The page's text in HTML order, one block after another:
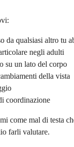
da qualsiasi altro tu
negli adulti
su un lato del corpo
della vista
coordinazione
come mal di testa
farli valutare.